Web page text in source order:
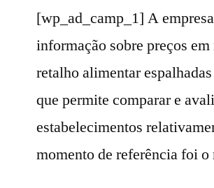
[wp_ad_camp_1] A
informação sobre preços
retalho alimentar
que permite comparar e
estabelecimentos
momento de referência foi